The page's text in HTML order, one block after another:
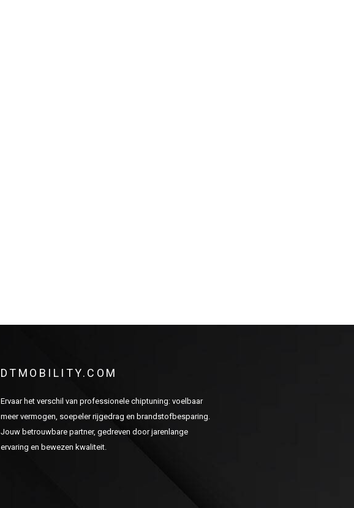
DTMOBILITY.COM
Ervaar het verschil van professionele chiptuning: voelbaar
meer vermogen, soepeler rijgedrag en brandstofbesparing.
Jouw betrouwbare partner, gedreven door jarenlange
ervaring en bewezen kwaliteit.